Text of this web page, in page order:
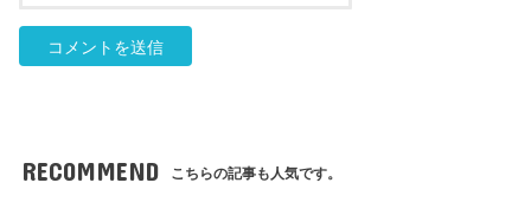
RECOMMEND こちらの記事も人気です。